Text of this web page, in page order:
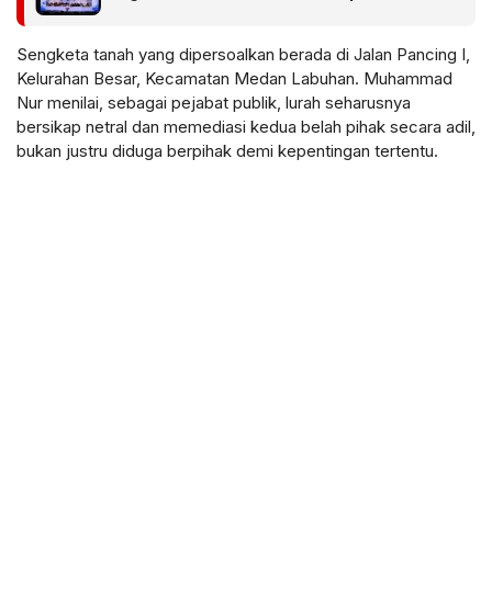
Sengketa tanah yang dipersoalkan berada di Jalan Pancing I,
Kelurahan Besar, Kecamatan Medan Labuhan. Muhammad
Nur menilai, sebagai pejabat publik, lurah seharusnya
bersikap netral dan memediasi kedua belah pihak secara adil,
bukan justru diduga berpihak demi kepentingan tertentu.